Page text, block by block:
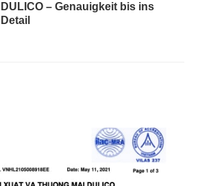
DULICO – Genauigkeit bis ins
Detail